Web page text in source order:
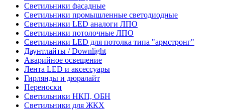
Светильники фасадные
Светильники промышленные светодиодные
Светильники LED аналоги ЛПО
Светильники потолочные ЛПО
Светильники LED для потолка типа "армстронг"
Даунтлайты / Downlight
Аварийное освещение
Лента LED и аксессуары
Гирлянды и дюралайт
Переноски
Светильники НКП, ОБН
Светильники для ЖКХ